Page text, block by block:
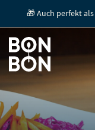
FÜR FIRMEN /
🎁 Auch perfekt